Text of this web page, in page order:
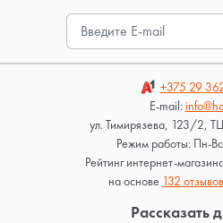
+375 29
E-mail:
ул. Тимирязева, 123/2,
Режим работы: Пн-
Рейтинг интернет-
на основе 132
Рассказать